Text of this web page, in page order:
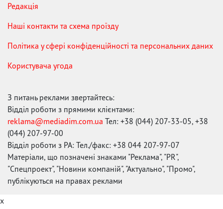
Редакція
Наші контакти та схема проїзду
Політика у сфері конфіденційності та персональних даних
Користувача угода
З питань реклами звертайтесь:
Відділ роботи з прямими клієнтами:
reklama@mediadim.com.ua Тел: +38 (044) 207-33-05, +38
(044) 207-97-00
Відділ роботи з РА: Тел./факс: +38 044 207-97-07
Матеріали, що позначені знаками "Реклама", "PR",
"Спецпроект", "Новини компаній", "Актуально", "Промо",
публікуються на правах реклами
x